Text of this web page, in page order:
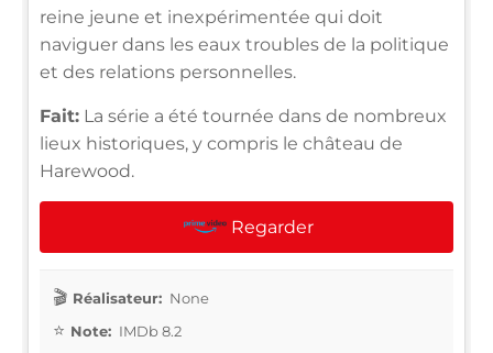
reine jeune et inexpérimentée qui doit
naviguer dans les eaux troubles de la politique
et des relations personnelles.
Fait: La série a été tournée dans de nombreux
lieux historiques, y compris le château de
Harewood.
Regarder
Réalisateur: None
Note: IMDb 8.2